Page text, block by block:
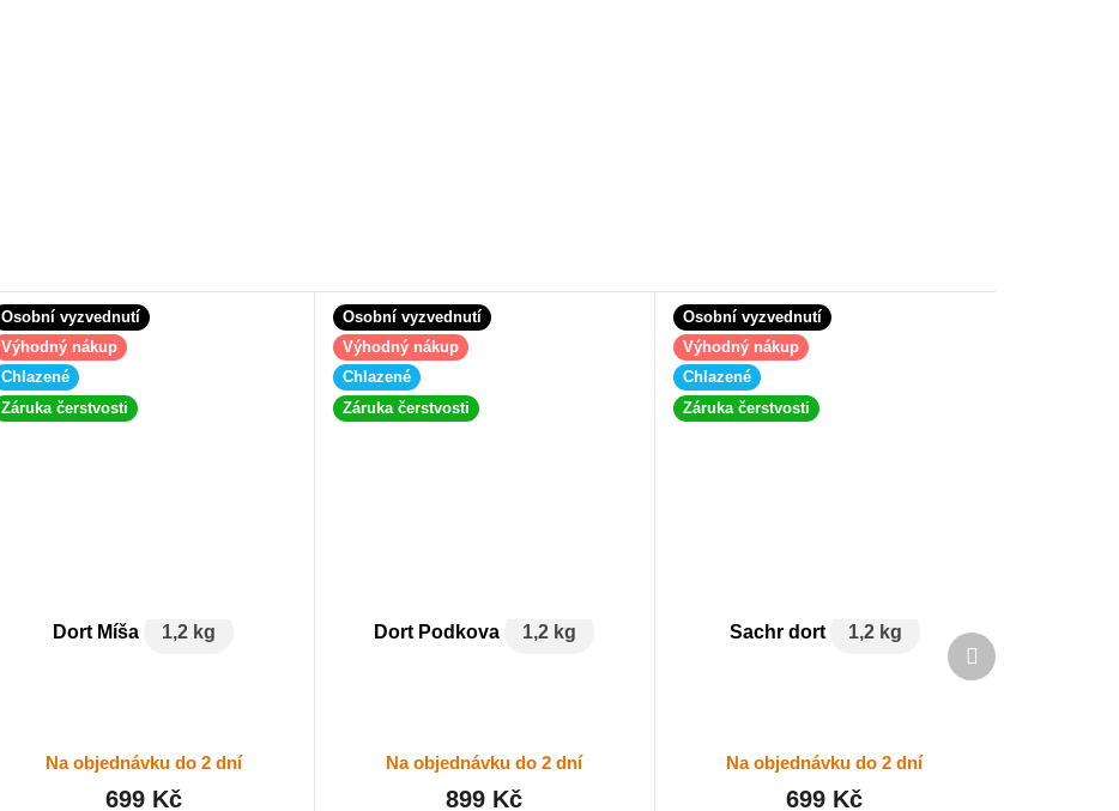
Osobní vyzvednutí
Výhodný nákup
Chlazené
Záruka čerstvosti
Dort Míša 1,2 kg
Na objednávku do 2 dní
699 Kč
Osobní vyzvednutí
Výhodný nákup
Chlazené
Záruka čerstvosti
Dort Podkova 1,2 kg
Na objednávku do 2 dní
899 Kč
Osobní vyzvednutí
Výhodný nákup
Chlazené
Záruka čerstvosti
Sachr dort 1,2 kg
Na objednávku do 2 dní
699 Kč
Další
produkt